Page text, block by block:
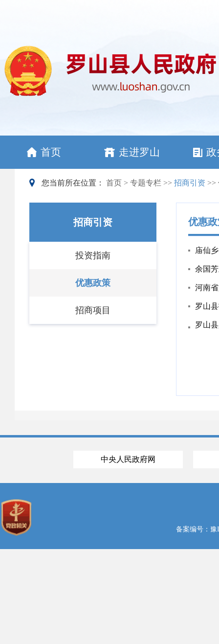
首页 走进罗山 政
您当前所在位置： 首页 > 专题专栏 >> 招商引资 >>
招商引资
投资指南
优惠政策
招商项目
优惠
庙仙
余国
河南
罗山
罗山
中央人民政府网
备案编号：豫